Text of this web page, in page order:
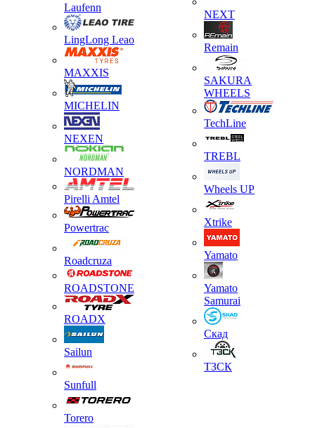
Laufenn
LingLong Leao
MAXXIS
MICHELIN
NEXEN
NORDMAN
Pirelli Amtel
Powertrac
Roadcruza
ROADSTONE
ROADX
Sailun
Sunfull
Torero
NEXT
Remain
SAKURA
WHEELS
TechLine
TREBL
Wheels UP
Xtrike
Yamato
Yamato
Samurai
Скад
ТЗСК